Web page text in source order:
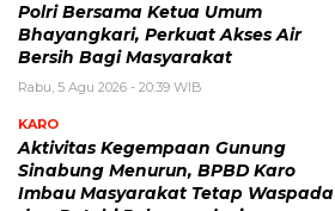
Polri Bersama Ketua Umum
Bhayangkari, Perkuat Akses Air
Bersih Bagi Masyarakat
Rabu, 5 Agu 2026 - 20:39 WIB
KARO
Aktivitas Kegempaan Gunung
Sinabung Menurun, BPBD Karo
Imbau Masyarakat Tetap Waspada